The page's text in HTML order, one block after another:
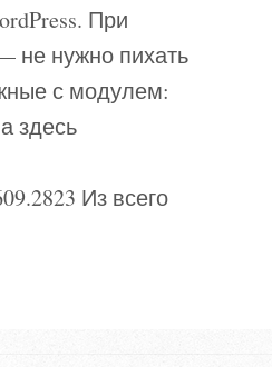
При
не нужно пихать
с модулем:
здесь
Из всего